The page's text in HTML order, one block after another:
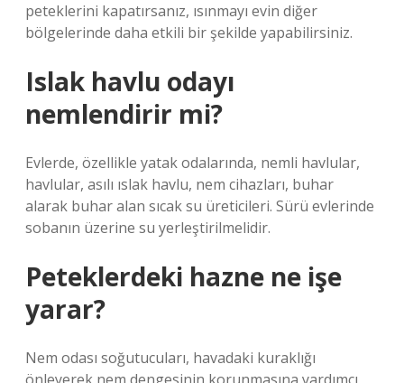
peteklerini kapatırsanız, ısınmayı evin diğer
bölgelerinde daha etkili bir şekilde yapabilirsiniz.
Islak havlu odayı
nemlendirir mi?
Evlerde, özellikle yatak odalarında, nemli havlular,
havlular, asılı ıslak havlu, nem cihazları, buhar
alarak buhar alan sıcak su üreticileri. Sürü evlerinde
sobanın üzerine su yerleştirilmelidir.
Peteklerdeki hazne ne işe
yarar?
Nem odası soğutucuları, havadaki kuraklığı